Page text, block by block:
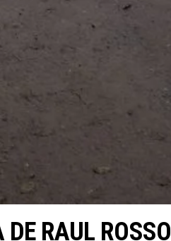
RAUL ROSSO